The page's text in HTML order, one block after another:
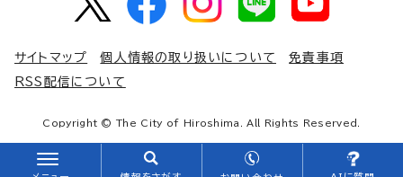
サイトマップ 個人情報の取り扱いについて
免責事項
RSS配信について
Copyright © The City of Hiroshima. All Rights Reserved.